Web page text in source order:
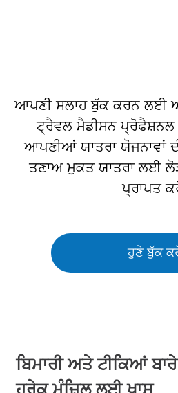
ਆਪਣੀ ਸਲਾਹ ਬੁੱਕ ਕਰਨ ਲਈ
ਟ੍ਰੈਵਲ ਮੈਡੀਸਨ ਪ੍ਰੋਫੈਸ਼ਨਲ
ਆਪਣੀਆਂ ਯਾਤਰਾ ਯੋਜਨਾਵਾਂ
ਤਣਾਅ ਮੁਕਤ ਯਾਤਰਾ ਲਈ
ਪ੍ਰਾਪਤ
ਹੁਣੇ ਬੁੱਕ
ਬਿਮਾਰੀ ਅਤੇ ਟੀਕਿਆਂ